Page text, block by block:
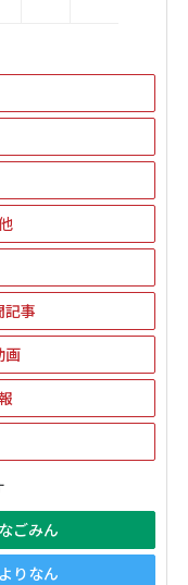
記事
画
ごみん
りなん